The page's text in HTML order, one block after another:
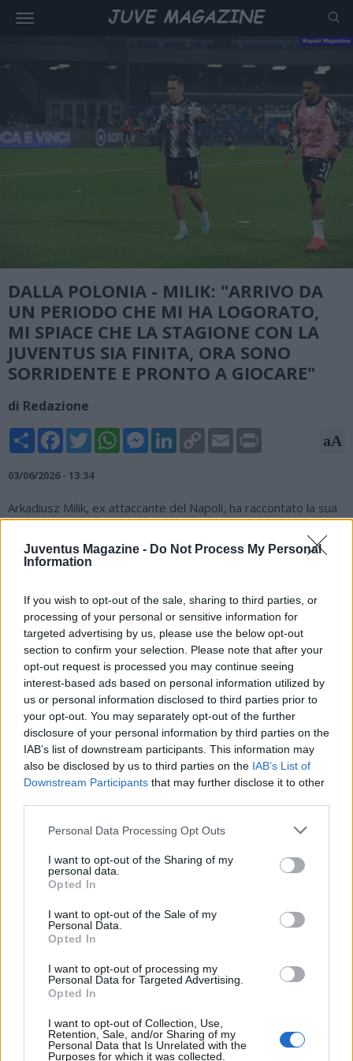
Juventus Magazine - Do Not Process My Personal
Information
If you wish to opt-out of the sale, sharing to third parties, or
processing of your personal or sensitive information for
targeted advertising by us, please use the below opt-out
section to confirm your selection. Please note that after your
opt-out request is processed you may continue seeing
interest-based ads based on personal information utilized by
us or personal information disclosed to third parties prior to
your opt-out. You may separately opt-out of the further
disclosure of your personal information by third parties on the
IAB’s list of downstream participants. This information may
also be disclosed by us to third parties on the IAB’s List of
Downstream Participants that may further disclose it to other
Personal Data Processing Opt Outs
I want to opt-out of the Sharing of my
personal data.
Opted In
I want to opt-out of the Sale of my
Personal Data.
Opted In
I want to opt-out of processing my
Personal Data for Targeted Advertising.
Opted In
I want to opt-out of Collection, Use,
Retention, Sale, and/or Sharing of my
Personal Data that Is Unrelated with the
Purposes for which it was collected.
DALLA POLONIA - MILIK: "ARRIVO DA
UN PERIODO CHE MI HA LOGORATO,
MI SPIACE CHE LA STAGIONE CON LA
JUVENTUS SIA FINITA, ORA SONO
SORRIDENTE E PRONTO A GIOCARE"
di Redazione
Share FacebookTwitterWhatsAppMessengerLinkedInCopy
Link
Email aA
03/06/2026 - 13:34
Arkadiusz Milik, ex attaccante del Napoli, ha raccontato la sua
esperienza alla Juventus in un'intervista rilasciata a Kanal
Sportowy: "Negli ultimi due anni l'unica cosa di cui avrei potuto
parlare erano i miei infortuni. Arrivo da un periodo che mi ha
2025 ho avuto un grosso problema, sono stati momenti
spiacevoli. Avevo toccato il fondo, all'improvviso mi capitava di
andare in palestra per allenarmi e più volte interrompevo
l'allenamento e andavo in bagno a sfogarmi e piangere. Mi
spiace che la stagione con la Juve sia finita, nell'ultimo periodo
mi sentivo come una persona affamata che camminava in una
via piena di ristoranti. Oggi sono sorridente, riposato e pronto
a giocare".